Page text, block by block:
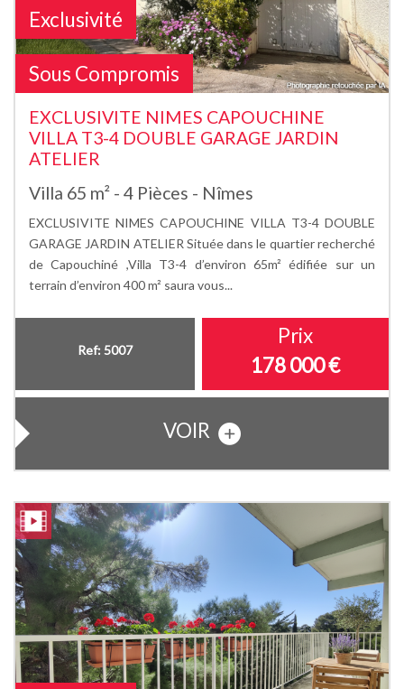
Sous Compromis
Exclusivité
EXCLUSIVITE NIMES CAPOUCHINE
VILLA T3-4 DOUBLE GARAGE JARDIN
ATELIER
Villa 65 m² - 4 Pièces - Nîmes
EXCLUSIVITE NIMES CAPOUCHINE VILLA T3-4 DOUBLE
GARAGE JARDIN ATELIER Située dans le quartier recherché
de Capouchiné ,Villa T3-4 d’environ 65m² édifiée sur un
terrain d’environ 400 m² saura vous...
Ref: 5007
Prix
178 000€
VOIR